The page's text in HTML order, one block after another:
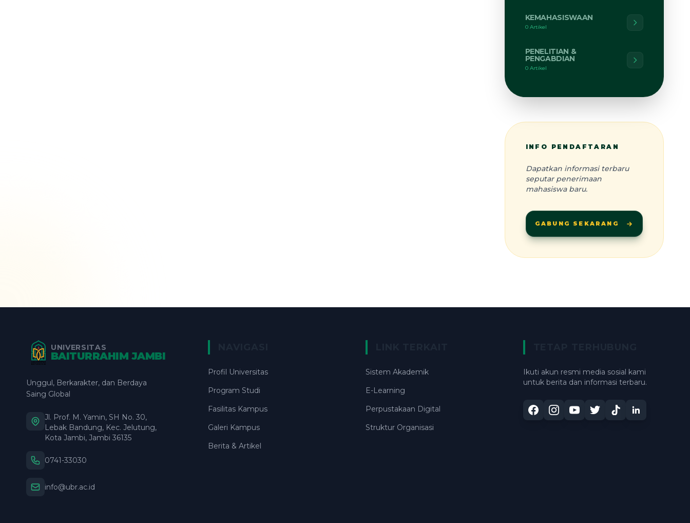
KEMAHASISWAAN
0 Artikel
PENELITIAN &
PENGABDIAN
0 Artikel
INFO PENDAFTARAN
Dapatkan informasi terbaru
seputar penerimaan
mahasiswa baru.
GABUNG SEKARANG
UNIVERSITAS
BAITURRAHIM JAMBI
Unggul, Berkarakter, dan Berdaya
Saing Global
Jl. Prof. M. Yamin, SH No. 30,
Lebak Bandung, Kec. Jelutung,
Kota Jambi, Jambi 36135
0741-33030
info@ubr.ac.id
Profil Universitas
Program Studi
Fasilitas Kampus
Galeri Kampus
Berita & Artikel
Sistem Akademik
E-Learning
Perpustakaan Digital
Struktur Organisasi
Ikuti akun resmi media sosial kami
untuk berita dan informasi terbaru.